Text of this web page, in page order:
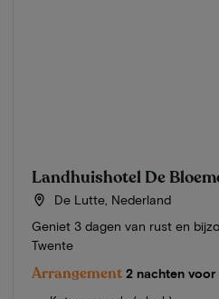
Landhuishotel De
De Lutte, Nederland
Geniet 3 dagen van rust en
Twente
Arrangement 2 nachten